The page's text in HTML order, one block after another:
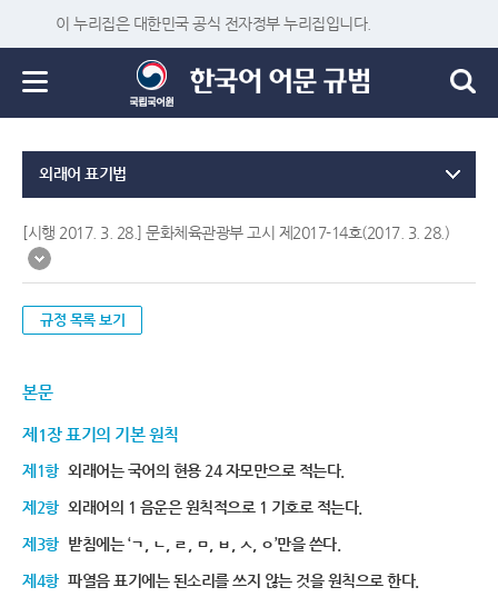
이 누리집은 대한민국 공식 전자정부 누리집입니다.
외래어 표기법
[시행 2017. 3. 28.] 문화체육관광부 고시 제2017-14호(2017. 3. 28.)
규정 목록 보기
본문
제1장 표기의 기본 원칙
제1항 외래어는 국어의 현용 24 자모만으로 적는다.
제2항 외래어의 1 음운은 원칙적으로 1 기호로 적는다.
제3항 받침에는 ‘ㄱ, ㄴ, ㄹ, ㅁ, ㅂ, ㅅ, ㅇ’만을 쓴다.
제4항 파열음 표기에는 된소리를 쓰지 않는 것을 원칙으로 한다.